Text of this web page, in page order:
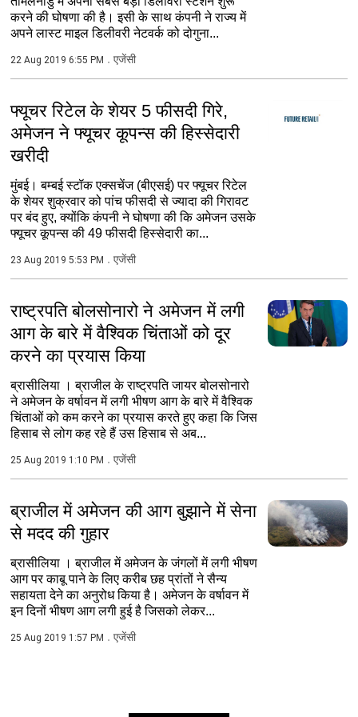
करने की घोषणा की है। इसी के साथ कंपनी ने राज्य में
अपने लास्ट माइल डिलीवरी नेटवर्क को दोगुना...
22 Aug 2019 6:55 PM एजेंसी
फ्यूचर रिटेल के शेयर 5 फीसदी गिरे,
अमेजन ने फ्यूचर कूपन्स की हिस्सेदारी
खरीदी
मुंबई। बम्बई स्टॉक एक्सचेंज (बीएसई) पर फ्यूचर रिटेल
के शेयर शुक्रवार को पांच फीसदी से ज्यादा की गिरावट
पर बंद हुए, क्योंकि कंपनी ने घोषणा की कि अमेजन उसके
फ्यूचर कूपन्स की 49 फीसदी हिस्सेदारी का...
23 Aug 2019 5:53 PM एजेंसी
राष्ट्रपति बोलसोनारो ने अमेजन में लगी
आग के बारे में वैश्विक चिंताओं को दूर
करने का प्रयास किया
ब्रासीलिया । ब्राजील के राष्ट्रपति जायर बोलसोनारो
ने अमेजन के वर्षावन में लगी भीषण आग के बारे में वैश्विक
चिंताओं को कम करने का प्रयास करते हुए कहा कि जिस
हिसाब से लोग कह रहे हैं उस हिसाब से अब...
25 Aug 2019 1:10 PM एजेंसी
ब्राजील में अमेजन की आग बुझाने में सेना
से मदद की गुहार
ब्रासीलिया । ब्राजील में अमेजन के जंगलों में लगी भीषण
आग पर काबू पाने के लिए करीब छह प्रांतों ने सैन्य
सहायता देने का अनुरोध किया है। अमेजन के वर्षावन में
इन दिनों भीषण आग लगी हुई है जिसको लेकर...
25 Aug 2019 1:57 PM एजेंसी